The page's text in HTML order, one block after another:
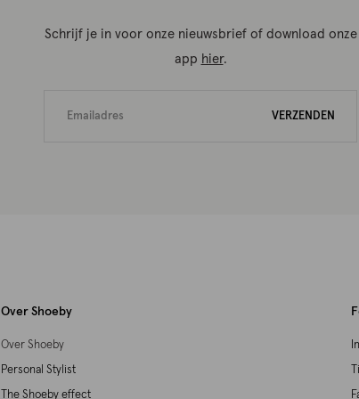
Schrijf je in voor onze nieuwsbrief of download onze
app hier.
VERZENDEN
Over Shoeby
Over Shoeby
Personal Stylist
The Shoeby effect